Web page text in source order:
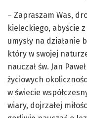
– Zapraszam Was,
kieleckiego, abyście
umysły na działanie
który w swojej
nauczał św. Jan
życiowych
w świecie
wiary, dojrzałej